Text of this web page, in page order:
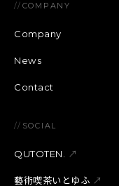
// COMPANY
Company
News
Contact
// SOCIAL
QUTOTEN. ↗
藝術喫茶いとゆふ ↗